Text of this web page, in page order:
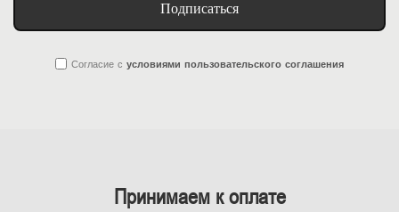
Подписаться
Согласие с условиями пользовательского соглашения
Принимаем к оплате